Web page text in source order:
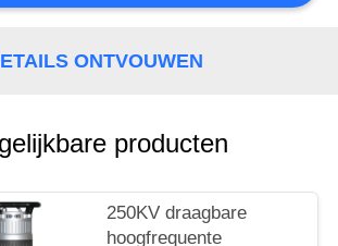
ONTVOUWEN
producten
250KV draagbare
hoogfrequente